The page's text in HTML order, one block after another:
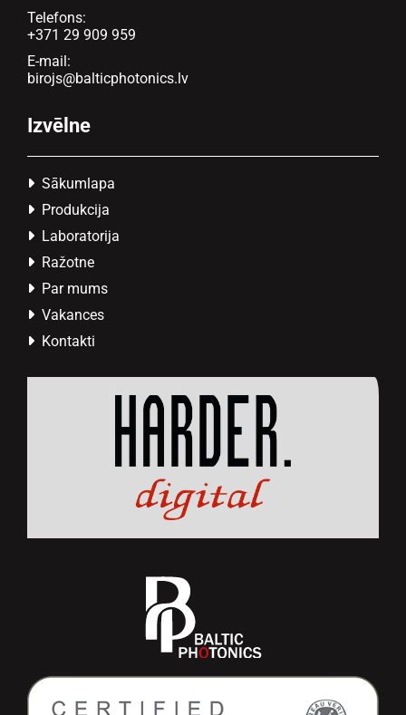
Telefons:
+371 29 909 959
E-mail:
birojs@balticphotonics.lv
Izvēlne
 Sākumlapa
 Produkcija
 Laboratorija
 Ražotne
 Par mums
 Vakances
 Kontakti